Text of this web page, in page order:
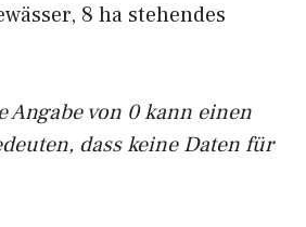
8 ha stehendes
Angabe von 0 kann einen
dass keine Daten für